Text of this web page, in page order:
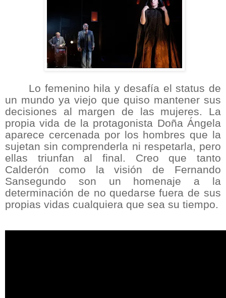
Lo femenino hila y desafía el status de
un mundo ya viejo que quiso mantener sus
decisiones al margen de las mujeres. La
propia vida de la protagonista Doña Ángela
aparece cercenada por los hombres que la
sujetan sin comprenderla ni respetarla, pero
ellas triunfan al final. Creo que tanto
Calderón como la visión de Fernando
Sansegundo son un homenaje a la
determinación de no quedarse fuera de sus
propias vidas cualquiera que sea su tiempo.